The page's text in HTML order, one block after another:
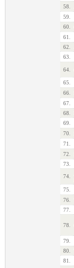
58.
59.
60.
61.
62.
63.
64.
65.
66.
67.
68.
69.
70.
71.
72.
73.
74.
75.
76.
77.
78.
79.
80.
81.